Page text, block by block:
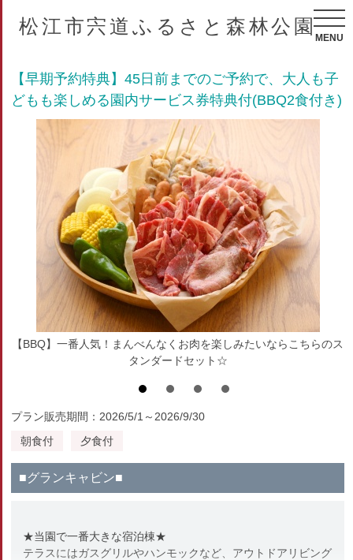
松江市宍道ふるさと森林公園
MENU
【早期予約特典】45日前までのご予約で、大人も子
どもも楽しめる園内サービス券特典付(BBQ2食付き)
【BBQ】一番人気！まんべんなくお肉を楽しみたいならこちらのス
タンダードセット☆
プラン販売期間：2026/5/1～2026/9/30
朝食付
夕食付
■グランキャビン■
★当園で一番大きな宿泊棟★
テラスにはガスグリルやハンモックなど、アウトドアリビング